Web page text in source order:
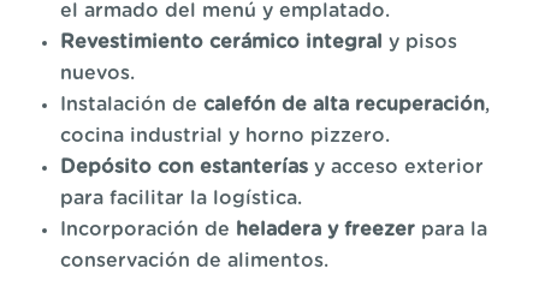
el armado del menú y emplatado.
Revestimiento cerámico integral
y pisos
nuevos.
Instalación de calefón de alta recuperación,
cocina industrial y horno pizzero.
Depósito con estanteríasy acceso exterior
para facilitar la logística.
Incorporación de heladera y freezerpara la
conservación de alimentos.